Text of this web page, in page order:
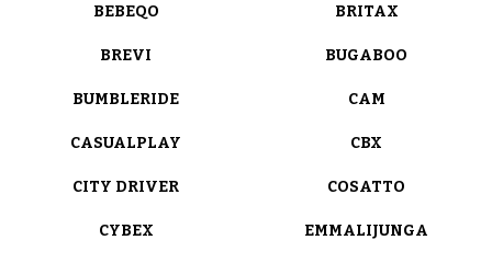
BEBEQO BRITAX
BREVI BUGABOO
BUMBLERIDE CAM
CASUALPLAY CBX
CITY DRIVER COSATTO
CYBEX EMMALIJUNGA